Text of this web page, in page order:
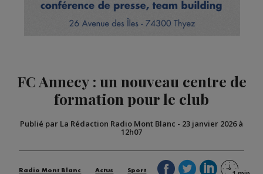
FC Annecy : un nouveau centre de
formation pour le club
Publié par La Rédaction Radio Mont Blanc - 23 janvier 2026 à
12h07
Radio Mont Blanc Actus Sport